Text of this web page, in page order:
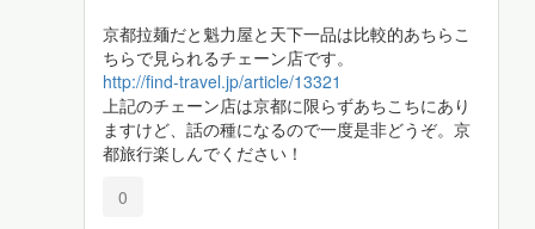
京都拉麺だと魁力屋と天下一品は比較的あちらこ
ちらで見られるチェーン店です。
http://find-travel.jp/article/13321
上記のチェーン店は京都に限らずあちこちにあり
ますけど、話の種になるので一度是非どうぞ。京
都旅行楽しんでください！
0